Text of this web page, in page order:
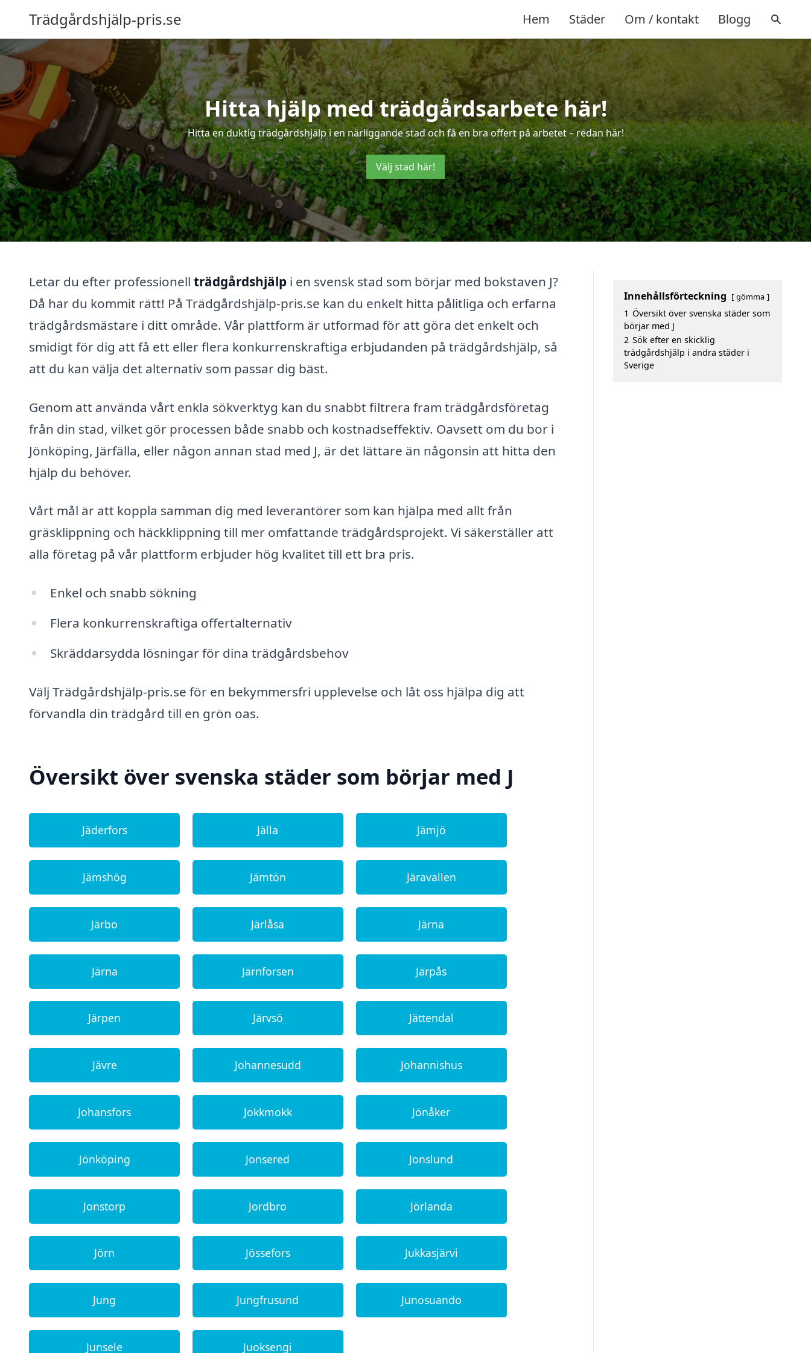
Trädgårdshjälp-pris.se Hem Städer Om / kontakt Blogg
Hitta hjälp med trädgårdsarbete här!
Hitta en duktig trädgårdshjälp i en närliggande stad och få en bra offert på arbetet – redan här!
Välj stad här!
Letar du efter professionell trädgårdshjälp i en svensk stad som börjar med bokstaven J?
Då har du kommit rätt! På Trädgårdshjälp-pris.se kan du enkelt hitta pålitliga och erfarna
trädgårdsmästare i ditt område. Vår plattform är utformad för att göra det enkelt och
smidigt för dig att få ett eller flera konkurrenskraftiga erbjudanden på trädgårdshjälp, så
att du kan välja det alternativ som passar dig bäst.
Genom att använda vårt enkla sökverktyg kan du snabbt filtrera fram trädgårdsföretag
från din stad, vilket gör processen både snabb och kostnadseffektiv. Oavsett om du bor i
Jönköping, Järfälla, eller någon annan stad med J, är det lättare än någonsin att hitta den
hjälp du behöver.
Vårt mål är att koppla samman dig med leverantörer som kan hjälpa med allt från
gräsklippning och häckklippning till mer omfattande trädgårdsprojekt. Vi säkerställer att
alla företag på vår plattform erbjuder hög kvalitet till ett bra pris.
Enkel och snabb sökning
Flera konkurrenskraftiga offertalternativ
Skräddarsydda lösningar för dina trädgårdsbehov
Välj Trädgårdshjälp-pris.se för en bekymmersfri upplevelse och låt oss hjälpa dig att
förvandla din trädgård till en grön oas.
Översikt över svenska städer som börjar med J
Jäderfors Jälla Jämjö
Jämshög Jämtön Järavallen
Järbo Järlåsa Järna
Järna Järnforsen Järpås
Järpen Järvsö Jättendal
Jävre Johannesudd Johannishus
Johansfors Jokkmokk Jönåker
Jönköping Jonsered Jonslund
Jonstorp Jordbro Jörlanda
Jörn Jössefors Jukkasjärvi
Jung Jungfrusund Junosuando
Junsele Juoksengi
Innehållsförteckning gömma
1 Översikt över svenska städer som
börjar med J
2 Sök efter en skicklig
trädgårdshjälp i andra städer i
Sverige